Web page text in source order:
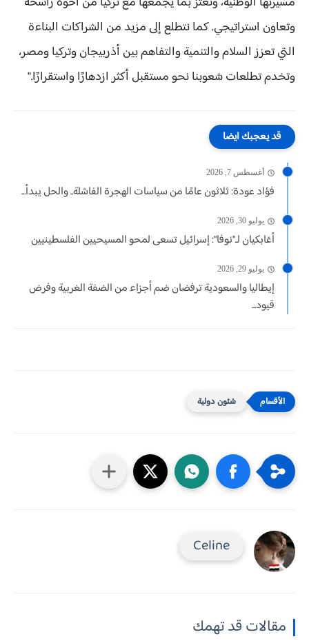
وتعاون استراتيجي. كما نتطلع إلى مزيد من الشراكات البناءة
التي تعزز السلام والتنمية والتفاهم بين أذربيجان وتركيا ومصر،
وتخدم تطلعات شعوبنا نحو مستقبل أكثر ازدهارًا واستقرارًا."
قد يعجبك ايضا
أغسطس 7, 2026
فؤاد عودة: ثلاثون عامًا من سياسات الهجرة الفاشلة.. والحل يبدأ...
يوليو 30, 2026
أغابكيان لـ"نوفا": إسرائيل تسعى لمحو المسيحيين الفلسطينيين
يوليو 29, 2026
إيطاليا والسعودية ترفضان ضم أجزاء من الضفة الغربية وفرض
قيود...
شئون دولية
Celine
مقالات قد تهمك